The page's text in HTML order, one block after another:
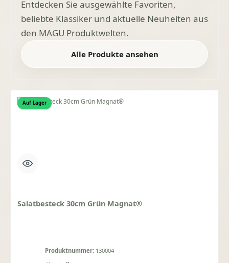
Entdecken Sie ausgewählte Favoriten,
beliebte Klassiker und aktuelle Neuheiten aus
den MAGU Produktwelten.
Alle Produkte ansehen
Auf Lager
Salatbesteck 30cm Grün Magnat®
Produktnummer: 130004